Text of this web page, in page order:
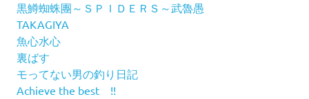
黒鱒蜘蛛團～ＳＰＩＤＥＲＳ～武魯愚
TAKAGIYA
魚心水心
裏ばす
モってない男の釣り日記
Achieve the best !!